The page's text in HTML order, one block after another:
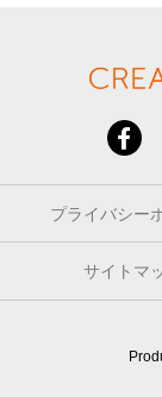
プライバシー
サイトマ